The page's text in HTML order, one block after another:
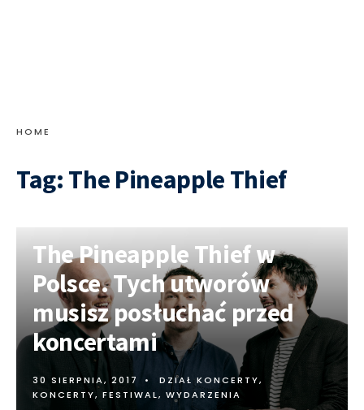
HOME
Tag: The Pineapple Thief
The Pineapple Thief w
Polsce. Tych utworów
musisz posłuchać przed
koncertami
30 SIERPNIA, 2017 • DZIAŁ KONCERTY,
KONCERTY, FESTIWAL, WYDARZENIA